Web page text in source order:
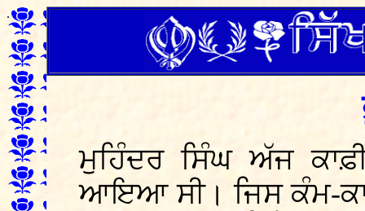
.
ਮੁਹਿੰਦਰ ਸਿੰਘ ਅੱਜ
ਆਇਆ ਸੀ। ਜਿਸ ਕੰਮ-